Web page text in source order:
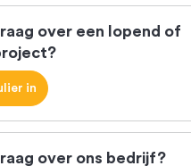
over een lopend of
in
over ons bedrijf?